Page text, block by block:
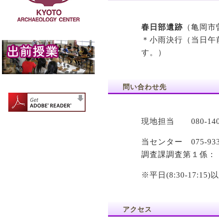
春日部遺跡 （亀岡
＊小雨決行（当日
す。）
問い合わせ先
現地担当 080-
当センター 075-
調査課調査第１係：
※平日(8:30-17:15)
アクセス